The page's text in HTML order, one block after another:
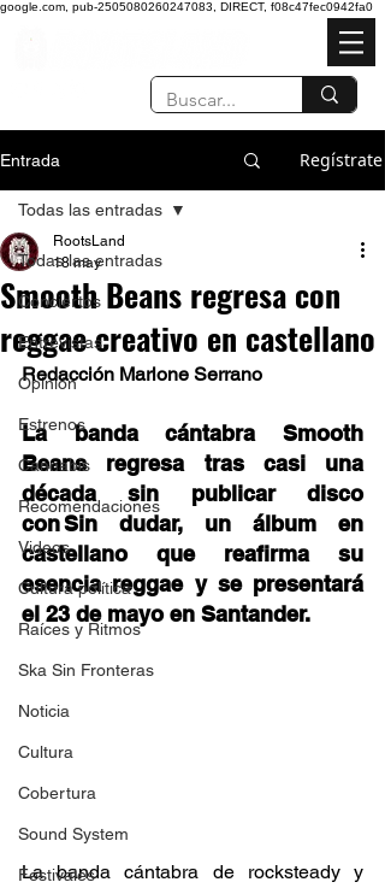
google.com, pub-2505080260247083, DIRECT, f08c47fec0942fa0
Entrada Regístrate
Todas las entradas
Conciertos
Entrevistas
Opinión
Estrenos
Cannabis
Recomendaciones
Videos
Cultura política
Raíces y Ritmos
Ska Sin Fronteras
Noticia
Cultura
Cobertura
Sound System
Festivales
Todas las entradas
Smooth Beans regresa con
reggae creativo en castellano
RootsLand
18 may
Redacción Marlone Serrano
La banda cántabra Smooth
Beans regresa tras casi una
década sin publicar disco
con Sin dudar, un álbum en
castellano que reafirma su
esencia reggae y se presentará
el 23 de mayo en Santander.
La banda cántabra de rocksteady y